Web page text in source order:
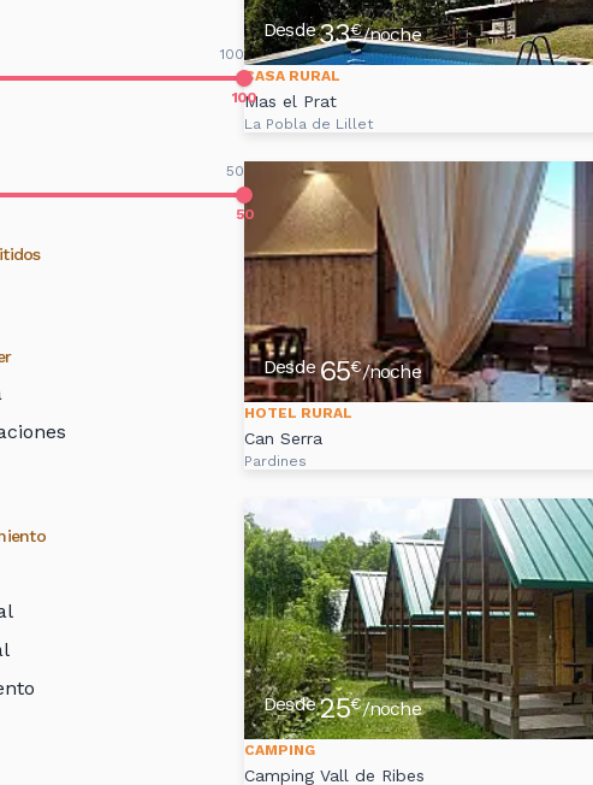
100
100
50
50
Desde33€/noche
CASA RURAL
Mas el Prat
La Pobla de Lillet
Desde 65€/noche
HOTEL RURAL
Can Serra
Pardines
Desde25€/noche
CAMPING
Camping Vall de Ribes